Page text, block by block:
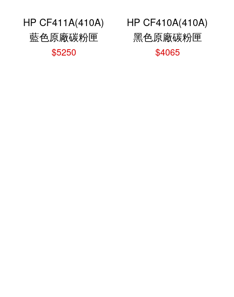
HP CF411A(410A)
藍色原廠碳粉匣
$5250
HP CF410A(410A)
黑色原廠碳粉匣
$4065